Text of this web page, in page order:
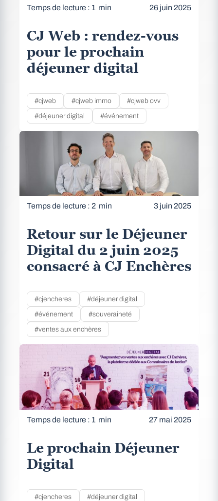
Temps de lecture : 1 min 26 juin 2025
CJ Web : rendez-vous
pour le prochain
déjeuner digital
#cjweb #cjweb immo #cjweb ovv
#déjeuner digital #événement
Temps de lecture : 2 min 3 juin 2025
Retour sur le Déjeuner
Digital du 2 juin 2025
consacré à CJ Enchères
#cjencheres #déjeuner digital
#événement #souveraineté
#ventes aux enchères
Temps de lecture : 1 min 27 mai 2025
Le prochain Déjeuner
Digital
#cjencheres #déjeuner digital